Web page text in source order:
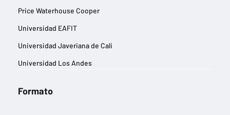
Gestión de riesgos empresariales
Price Waterhouse Cooper
Universidad EAFIT
Universidad Javeriana de Cali
Universidad Los Andes
Formato